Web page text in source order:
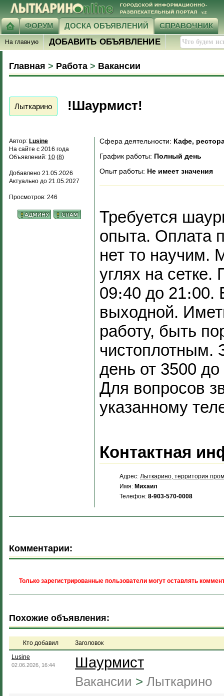
ФОРУМ ДОСКА ОБЪЯВЛЕНИЙ СПРАВОЧНИК
На главную ДОБАВИТЬ ОБЪЯВЛЕНИЕ
Главная > Работа > Вакансии
Лыткарино !Шаурмист!
Автор: Lusine
На сайте с 2016 года
Объявлений: 10 (8)
Добавлено 21.05.2026
Актуально до 21.05.2027
Просмотров: 246
Сфера деятельности: Кафе,
График работы: Полный день
Опыт работы: Не имеет значения
Требуется
опыта. Оплата
нет то научим.
углях на
09։40 до 21։00.
выходной.
работу, быть
чистоплотным.
день от 3500
Для вопросов
указанному
Контактная
Адрес: Лыткарино, территория
Имя: Михаил
Телефон: 8-903-570-0008
Комментарии:
Только зарегистрированные пользователи могут оставлять
Похожие объявления:
Кто добавил
Заголовок
Lusine
02.06.2026, 16:44 Шаурмист
Вакансии > Лыткарино